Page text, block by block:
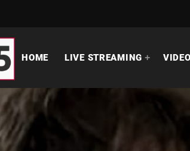
HOME LIVE STREAMING VIDEO